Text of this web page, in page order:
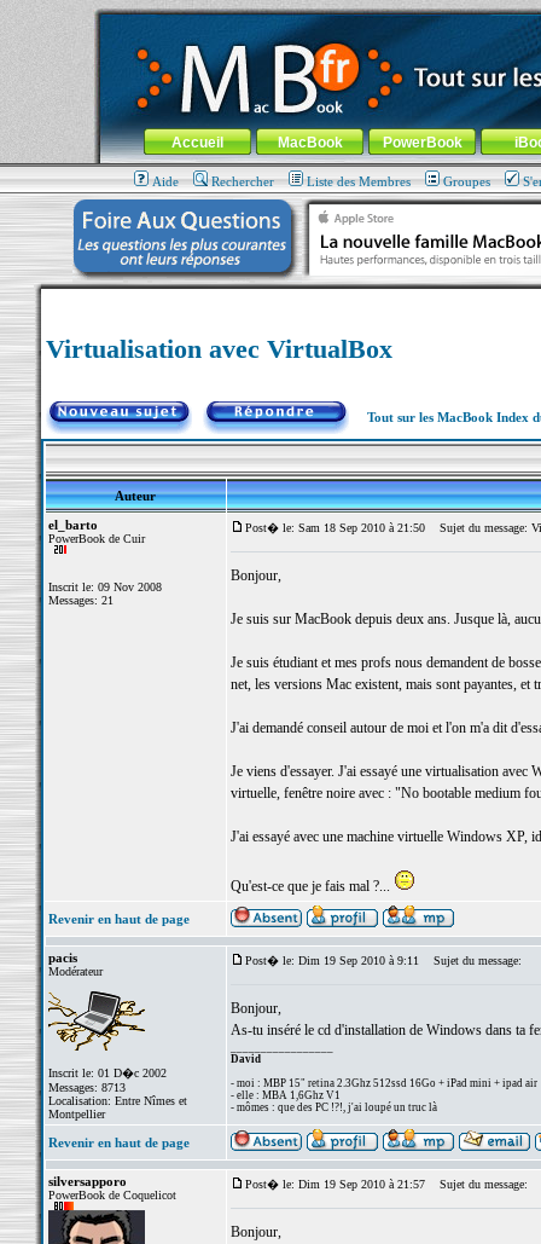
MacBook-fr.com : 100% Apple... 100% nomade !
Aller au contenu-Aller au menu général-Aller au menu de
Menu général
Accueil MacBook PowerBook
Aide Rechercher Liste des Membres Groupes
Virtualisation avec VirtualBox
Tout sur les MacBook Index
Auteur
el_barto
PowerBook de Cuir
Inscrit le: 09 Nov 2008
Messages: 21
Post� le: Sam 18 Sep 2010 à 21:50 Sujet du message:
Bonjour,
Je suis sur MacBook depuis deux ans. Jusque là,
Je suis étudiant et mes profs nous demandent de
net, les versions Mac existent, mais sont payantes, et
J'ai demandé conseil autour de moi et l'on m'a dit
Je viens d'essayer. J'ai essayé une virtualisation
virtuelle, fenêtre noire avec : "No bootable medium
J'ai essayé avec une machine virtuelle Windows XP,
Qu'est-ce que je fais mal ?...
Revenir en haut de page
pacis
Modérateur
Inscrit le: 01 D�c 2002
Messages: 8713
Localisation: Entre Nîmes et
Montpellier
Post� le: Dim 19 Sep 2010 à 9:11 Sujet du message:
Bonjour,
As-tu inséré le cd d'installation de Windows dans ta
David
- moi : MBP 15" retina 2.3Ghz 512ssd 16Go + iPad mini + ipad air
- elle : MBA 1,6Ghz V1
- mômes : que des PC !?!, j'ai loupé un truc là
Revenir en haut de page
silversapporo
PowerBook de Coquelicot
Post� le: Dim 19 Sep 2010 à 21:57 Sujet du message:
Bonjour,